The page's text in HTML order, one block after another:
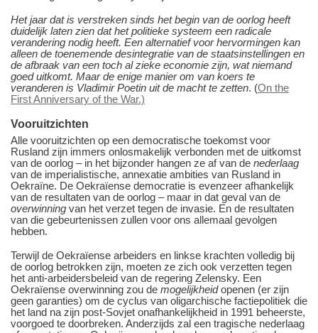
Het jaar dat is verstreken sinds het begin van de oorlog heeft
duidelijk laten zien dat het politieke systeem een radicale
verandering nodig heeft. Een alternatief voor hervormingen kan
alleen de toenemende desintegratie van de staatsinstellingen en
de afbraak van een toch al zieke economie zijn, wat niemand
goed uitkomt. Maar de enige manier om van koers te
veranderen is Vladimir Poetin uit de macht te zetten. (On the
First Anniversary of the War.)
Vooruitzichten
Alle vooruitzichten op een democratische toekomst voor
Rusland zijn immers onlosmakelijk verbonden met de uitkomst
van de oorlog ‒ in het bijzonder hangen ze af van de nederlaag
van de imperialistische, annexatie ambities van Rusland in
Oekraïne. De Oekraïense democratie is evenzeer afhankelijk
van de resultaten van de oorlog ‒ maar in dat geval van de
overwinning van het verzet tegen de invasie. En de resultaten
van die gebeurtenissen zullen voor ons allemaal gevolgen
hebben.
Terwijl de Oekraïense arbeiders en linkse krachten volledig bij
de oorlog betrokken zijn, moeten ze zich ook verzetten tegen
het anti-arbeidersbeleid van de regering Zelensky. Een
Oekraïense overwinning zou de mogelijkheidopenen (er zijn
geen garanties) om de cyclus van oligarchische factiepolitiek die
het land na zijn post-Sovjet onafhankelijkheid in 1991 beheerste,
voorgoed te doorbreken. Anderzijds zal een tragische nederlaag